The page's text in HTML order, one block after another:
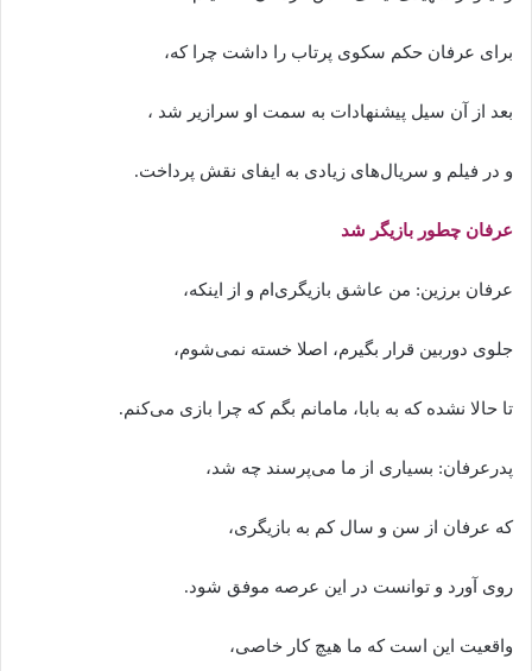
برای عرفان حکم سکوی پرتاب را داشت چرا که،
بعد از آن سیل پیشنهادات به سمت او سرازیر شد ،
و در فیلم و سریال‌های زیادی به ایفای نقش پرداخت.
عرفان چطور بازیگر شد
عرفان برزین: من عاشق بازیگری‌ام و از اینکه،
جلوی دوربین قرار بگیرم، اصلا خسته نمی‌شوم،
تا حالا نشده که به بابا، مامانم بگم که چرا بازی می‌کنم.
پدرعرفان: بسیاری از ما می‌پرسند چه شد،
که عرفان از سن و سال کم به بازیگری،
روی آورد و توانست در این عرصه موفق شود.
واقعیت این است که ما هیچ کار خاصی،